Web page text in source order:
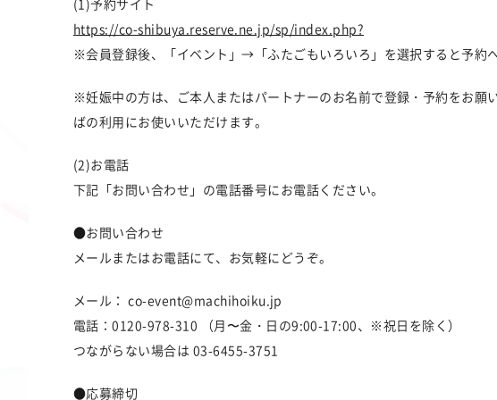
(1)予約サイト
https://co-shibuya.reserve.ne.jp/sp/index.php?
※会員登録後、「イベント」→「ふたごもいろいろ」を選択すると予約
※妊娠中の方は、ご本人またはパートナーのお名前で登録・予約をお願
ばの利用にお使いいただけます。
(2)お電話
下記「お問い合わせ」の電話番号にお電話ください。
●お問い合わせ
メールまたはお電話にて、お気軽にどうぞ。
メール： co-event@machihoiku.jp
電話：0120-978-310 （月〜金・日の9:00-17:00、※祝日を除く）
つながらない場合は 03-6455-3751
●応募締切